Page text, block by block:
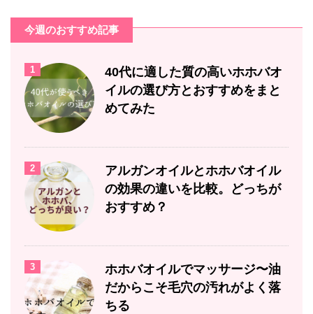
今週のおすすめ記事
1
40代に適した質の高いホホバオ
イルの選び方とおすすめをまと
めてみた
2
アルガンオイルとホホバオイル
の効果の違いを比較。どっちが
おすすめ？
3
ホホバオイルでマッサージ〜油
だからこそ毛穴の汚れがよく落
ちる